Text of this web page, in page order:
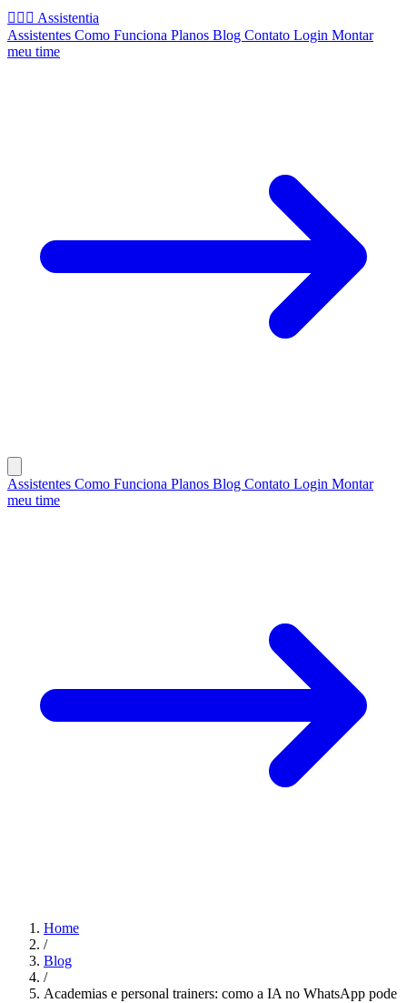
🧚🏻‍♂️ Assistentia
Assistentes Como Funciona Planos Blog Contato Login Montar
meu time
Assistentes Como Funciona Planos Blog Contato Login Montar
meu time
Home
/
Blog
/
Academias e personal trainers: como a IA no WhatsApp pode